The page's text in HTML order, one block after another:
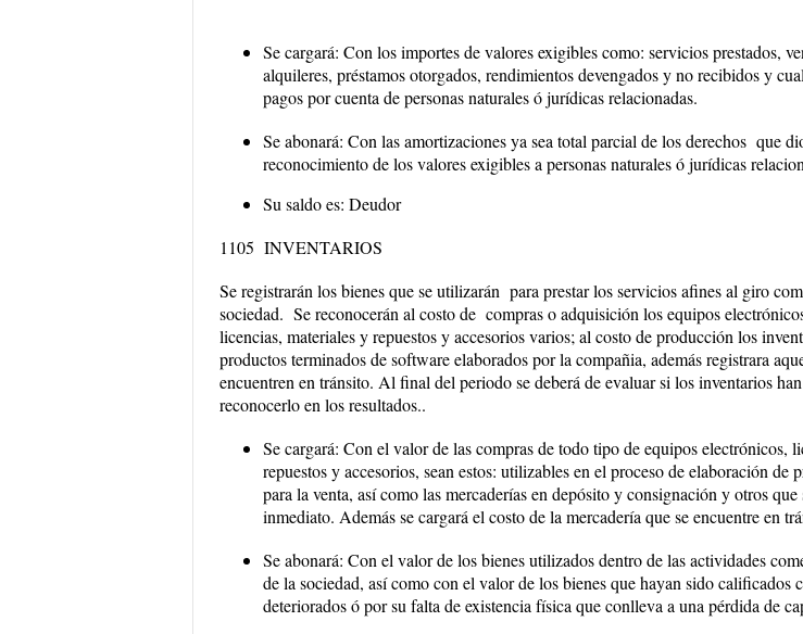
Se cargará: Con los importes de valores exigibles como: servicios prestados,
alquileres, préstamos otorgados, rendimientos devengados y no recibidos y
pagos por cuenta de personas naturales ó jurídicas relacionadas.
Se abonará: Con las amortizaciones ya sea total parcial de los derechos que
reconocimiento de los valores exigibles a personas naturales ó jurídicas
Su saldo es: Deudor
1105 INVENTARIOS
Se registrarán los bienes que se utilizarán para prestar los servicios afines al giro
sociedad. Se reconocerán al costo de compras o adquisición los equipos
licencias, materiales y repuestos y accesorios varios; al costo de producción los
productos terminados de software elaborados por la compañia, además registrara
encuentren en tránsito. Al final del periodo se deberá de evaluar si los inventarios
reconocerlo en los resultados..
Se cargará: Con el valor de las compras de todo tipo de equipos electrónicos,
repuestos y accesorios, sean estos: utilizables en el proceso de elaboración de
para la venta, así como las mercaderías en depósito y consignación y otros que
inmediato. Además se cargará el costo de la mercadería que se encuentre en
Se abonará: Con el valor de los bienes utilizados dentro de las actividades
de la sociedad, así como con el valor de los bienes que hayan sido calificados
deteriorados ó por su falta de existencia física que conlleva a una pérdida de